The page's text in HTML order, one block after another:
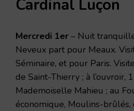
Cardinal Luçon
Mercredi 1er – Nuit
Neveux part pour Meaux.
Séminaire, et pour Paris.
de Saint-Thierry ; à l’ouvroir,
Mademoiselle Mahieu ; au
économique, Moulins-brûlés,